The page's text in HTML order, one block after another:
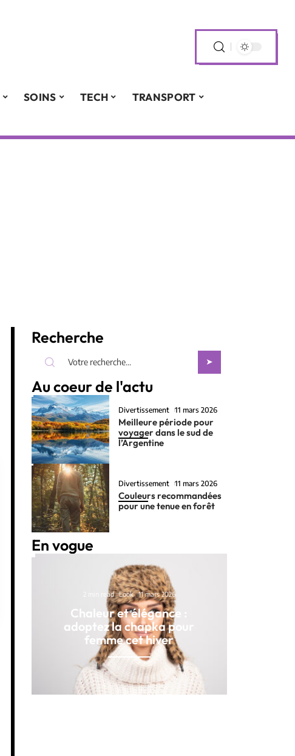
SOINS TECH
TRANSPORT
Recherche
Au coeur de l'actu
Divertissement 11 mars 2026
Meilleure période pour
voyager dans le sud de
l’Argentine
Divertissement 11 mars 2026
Couleurs recommandées
pour une tenue en forêt
En vogue
2 min read Look 11 mars 2026
Chaleur et élégance :
adoptez la chapka pour
femme cet hiver